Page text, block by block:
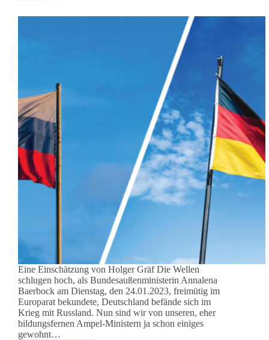
Eine Einschätzung von Holger Gräf Die Wellen
schlugen hoch, als Bundesaußenministerin Annalena
Baerbock am Dienstag, den 24.01.2023, freimütig im
Europarat bekundete, Deutschland befände sich im
Krieg mit Russland. Nun sind wir von unseren, eher
bildungsfernen Ampel-Ministern ja schon einiges
gewohnt…